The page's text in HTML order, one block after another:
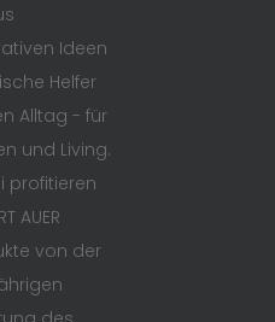
Ideen
Helfer
Alltag - für
und Living.
profitieren
AUER
von der